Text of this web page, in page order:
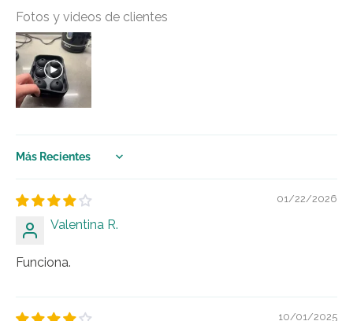
Fotos y videos de clientes
Sort by
01/22/2026
Valentina R.
Funciona.
10/01/2025